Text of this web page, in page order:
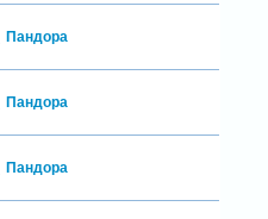
Пандора
Пандора
Пандора